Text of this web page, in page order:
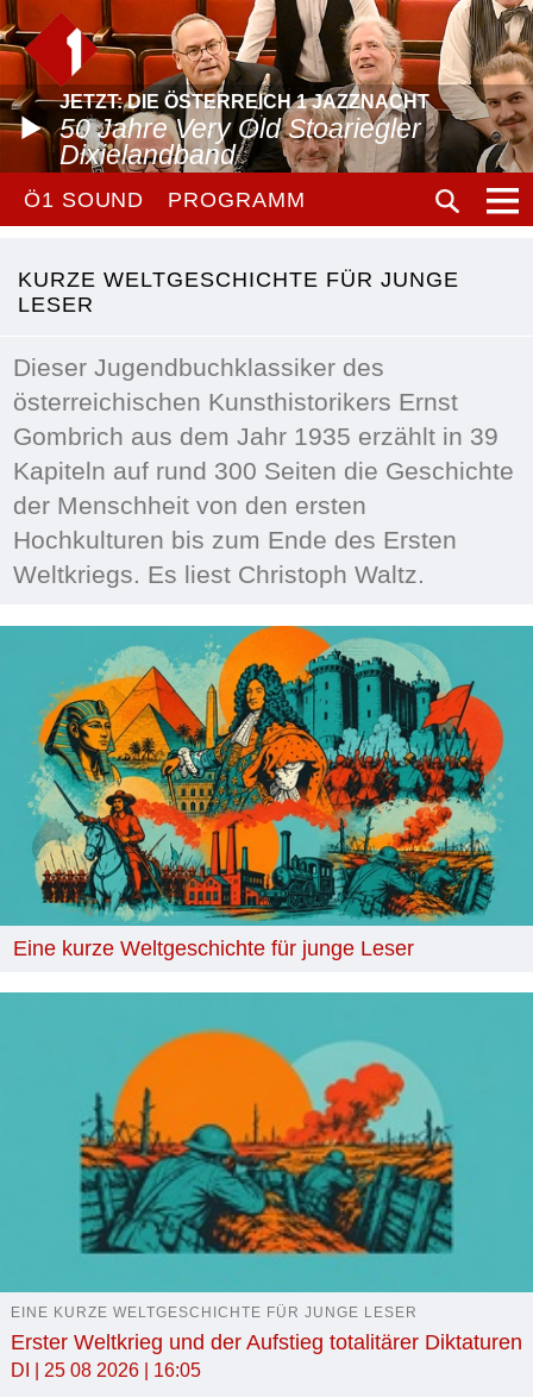
JETZT: DIE ÖSTERREICH 1 JAZZNACHT
50 Jahre Very Old Stoariegler
Dixielandband
Ö1 SOUND PROGRAMM
KURZE WELTGESCHICHTE FÜR JUNGE
LESER
Dieser Jugendbuchklassiker des
österreichischen Kunsthistorikers Ernst
Gombrich aus dem Jahr 1935 erzählt in 39
Kapiteln auf rund 300 Seiten die Geschichte
der Menschheit von den ersten
Hochkulturen bis zum Ende des Ersten
Weltkriegs. Es liest Christoph Waltz.
Eine kurze Weltgeschichte für junge Leser
EINE KURZE WELTGESCHICHTE FÜR JUNGE LESER
Erster Weltkrieg und der Aufstieg totalitärer Diktaturen
DI | 25 08 2026 | 16:05